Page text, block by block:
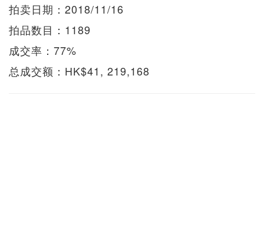
拍卖日期：2018/11/16
拍品数目：1189
成交率：77%
总成交额：HK$41, 219,168